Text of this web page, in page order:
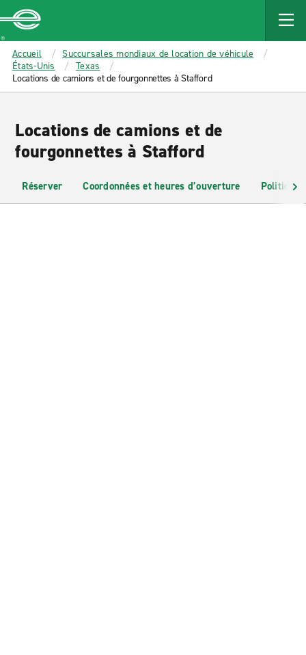
MAIN
CONTENT
Enterprise
Accueil
Succursales mondiaux de location de véhicule
États-Unis
Texas
Locations de camions et de fourgonnettes à Stafford
Locations de camions et de
fourgonnettes à Stafford
Réserver Coordonnées et heures d’ouverture Politiques